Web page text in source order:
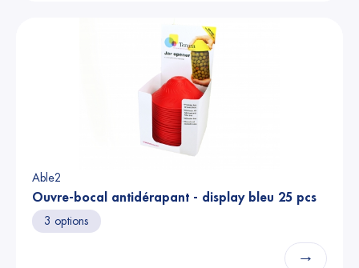
Able2
Ouvre-bocal antidérapant - display bleu 25 pcs
3 options
→